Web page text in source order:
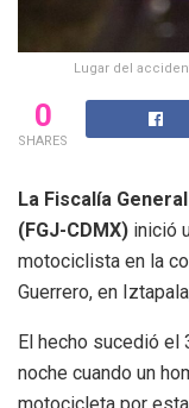
Lugar del
0
SHARES
La Fiscalía
(FGJ-CDMX) inició
motociclista en la
Guerrero, en
El hecho sucedió el
noche cuando un